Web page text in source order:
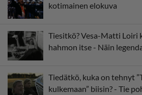
kotimainen elokuva
Tiesitkö? Vesa-Matti Loiri
hahmon itse - Näin
Tiedätkö, kuka on tehnyt
kulkemaan” biisin? - Tie